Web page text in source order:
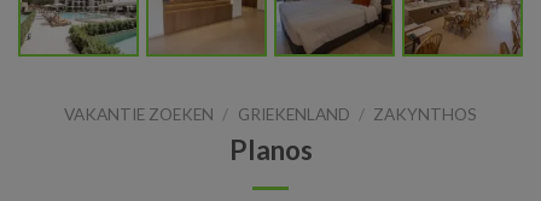
VAKANTIE ZOEKEN / GRIEKENLAND / ZAKYNTHOS
Planos